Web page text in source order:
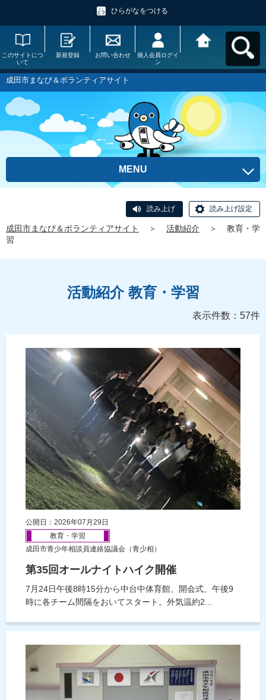
ひらがなをつける
このサイトにつ
いて
新規登録 お問い合わせ
個人会員ログイ
ン
イトへ戻る
成田市まなび＆ボランティアサイト
MENU
読み上げ 読み上げ設定
成田市まなび＆ボランティアサイト ＞ 活動紹介 ＞
教育・学
習
活動紹介 教育・学習
表示件数：57件
公開日：2026年07月29日
教育・学習
成田市青少年相談員連絡協議会（青少相）
第35回オールナイトハイク開催
7月24日午後8時15分から中台中体育館、開会式、午後9
時に各チーム間隔をおいてスタート。外気温約2...